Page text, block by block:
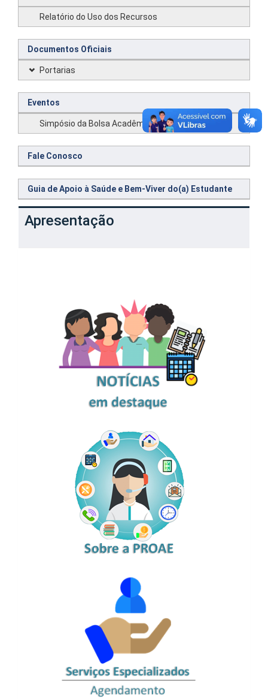
Relatório do Uso dos Recursos
Documentos Oficiais
Portarias
Eventos
Simpósio da Bolsa Acadêmica
Fale Conosco
Guia de Apoio à Saúde e Bem-Viver do(a) Estudante
Apresentação